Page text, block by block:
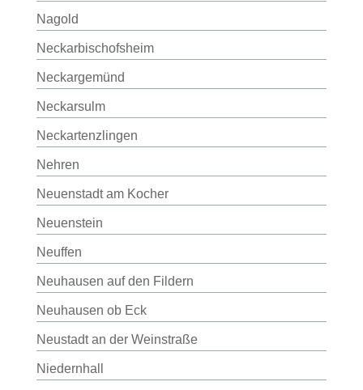
Nagold
Neckarbischofsheim
Neckargemünd
Neckarsulm
Neckartenzlingen
Nehren
Neuenstadt am Kocher
Neuenstein
Neuffen
Neuhausen auf den Fildern
Neuhausen ob Eck
Neustadt an der Weinstraße
Niedernhall